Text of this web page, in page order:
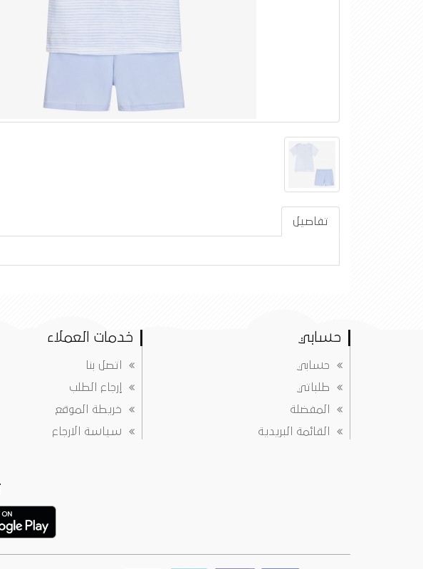
تفاصيل
حسابي
حسابي
طلباتي
المفضلة
القائمة البريدية
خدمات العملاء
اتصل بنا
إرجاع الطلب
خريطة الموقع
سياسة الارجاع